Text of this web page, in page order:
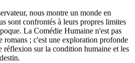
nous montre un monde en
sont confrontés à leurs propres limites
La Comédie Humaine n'est pas
romans ; c'est une exploration profonde
réflexion sur la condition humaine et les